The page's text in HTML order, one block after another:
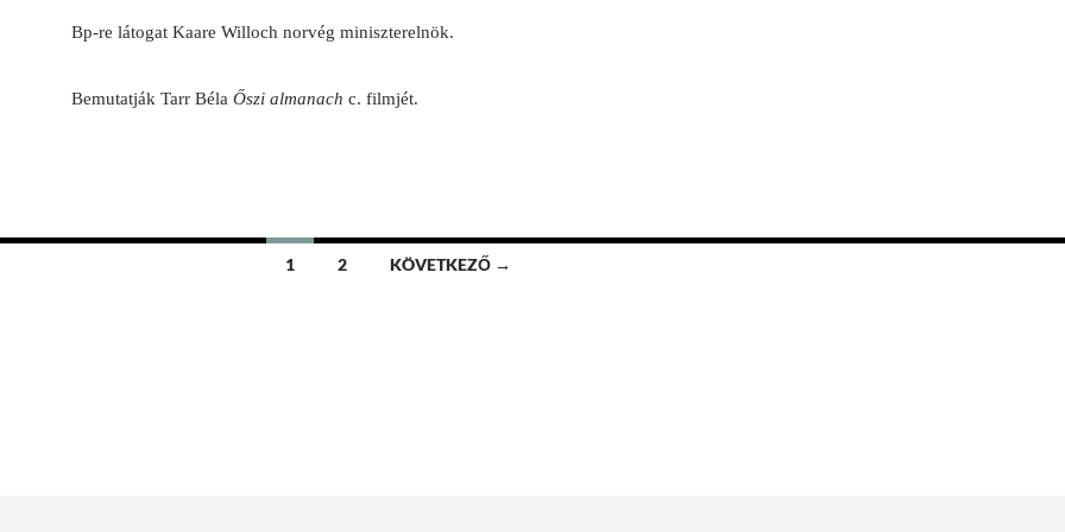
Bp-re látogat Kaare Willoch norvég miniszterelnök.
Bemutatják Tarr Béla Őszi almanach c. filmjét.
1 2 KÖVETKEZŐ →